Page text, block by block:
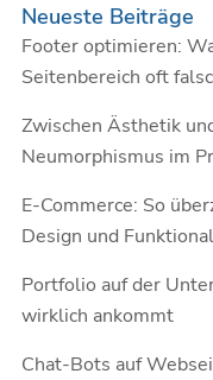
Neueste Beiträge
Footer optimieren:
Seitenbereich oft
Zwischen Ästhetik
Neumorphismus im
E-Commerce: So
Design und
Portfolio auf der
wirklich ankommt
Chat-Bots auf